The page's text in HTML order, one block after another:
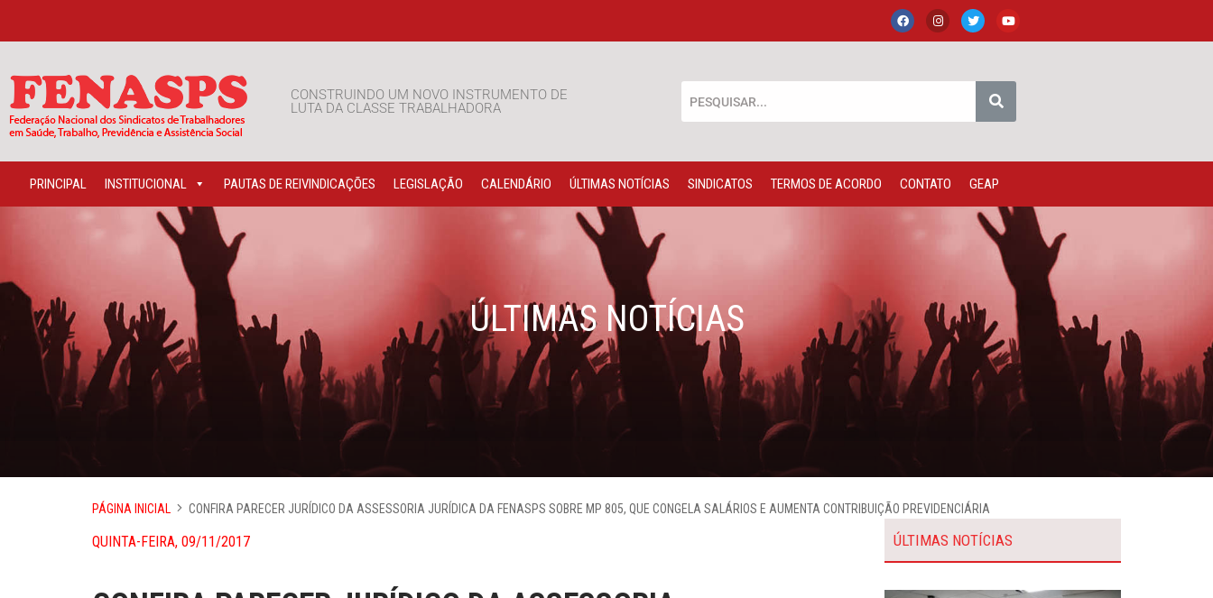
CONSTRUINDO UM NOVO INSTRUMENTO DE
LUTA DA CLASSE TRABALHADORA
PRINCIPAL INSTITUCIONAL PAUTAS DE REIVINDICAÇÕES LEGISLAÇÃO CALENDÁRIO ÚLTIMAS NOTÍCIAS SINDICATOS TERMOS DE ACORDO CONTATO GEAP
ÚLTIMAS NOTÍCIAS
PÁGINA INICIAL CONFIRA PARECER JURÍDICO DA ASSESSORIA JURÍDICA DA FENASPS SOBRE MP 805, QUE CONGELA SALÁRIOS E AUMENTA CONTRIBUIÇÃO PREVIDENCIÁRIA
QUINTA-FEIRA, 09/11/2017 ÚLTIMAS NOTÍCIAS